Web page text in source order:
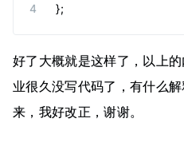
};
好了大概就是这样了，以上
业很久没写代码了，有什么
来，我好改正，谢谢。